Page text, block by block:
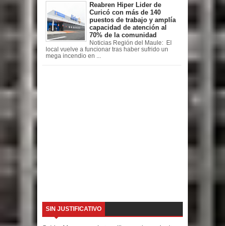
Reabren Hiper Lider de
Curicó con más de 140
puestos de trabajo y amplía
capacidad de atención al
70% de la comunidad
Noticias Región del Maule: El
local vuelve a funcionar tras haber sufrido un
mega incendio en ...
SIN JUSTIFICATIVO